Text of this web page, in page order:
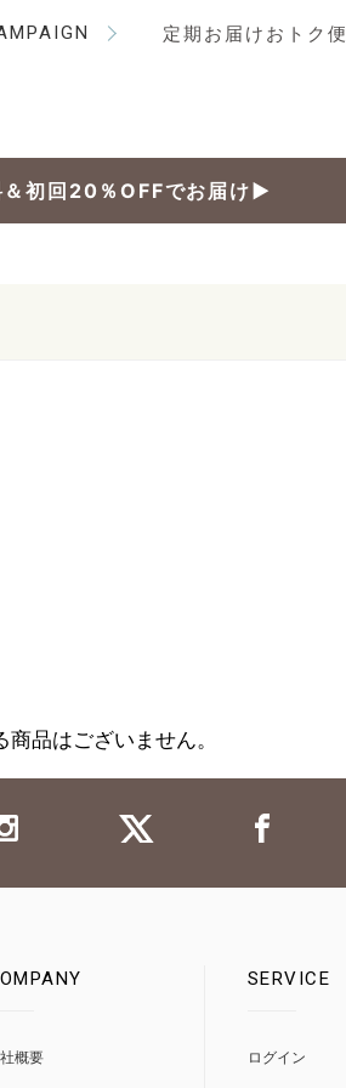
定期お届けおトク便
＆初回20％OFFでお届け▶
商品はございません。
概要
SERVICE
ログイン